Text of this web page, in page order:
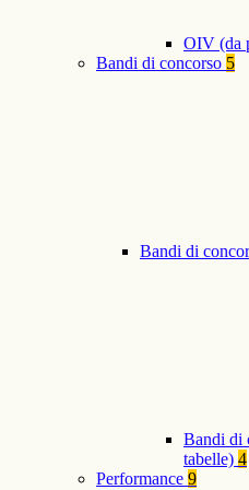
OIV (da
Bandi di concorso 5
Bandi di
Bandi di
tabelle) 4
Performance 9